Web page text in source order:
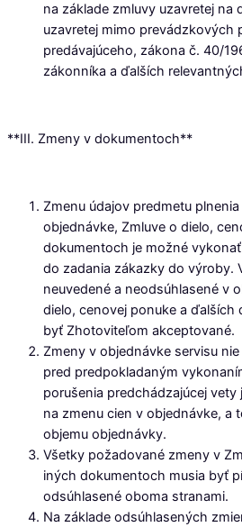
na základe zmluvy uzavretej na
uzavretej mimo prevádzkových
predávajúceho, zákona č. 40/
zákonníka a ďalších
**III. Zmeny v dokumentoch**
Zmenu údajov predmetu
objednávke, Zmluve o dielo,
dokumentoch je možné
do zadania zákazky do výroby.
neuvedené a neodsúhlasené v
dielo, cenovej ponuke a ďalších
byť Zhotoviteľom akceptované.
Zmeny v objednávke servisu
pred predpokladaným
porušenia predchádzajúcej
na zmenu cien v objednávke, a
objemu objednávky.
Všetky požadované zmeny v
iných dokumentoch musia byť
odsúhlasené oboma stranami.
Na základe odsúhlasených